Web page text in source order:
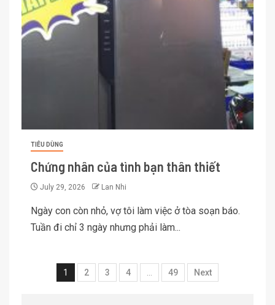
TIÊU DÙNG
Chứng nhân của tình bạn thân thiết
July 29, 2026 Lan Nhi
Ngày con còn nhỏ, vợ tôi làm việc ở tòa soạn báo.
Tuần đi chỉ 3 ngày nhưng phải làm...
1 2 3 4 49 Next